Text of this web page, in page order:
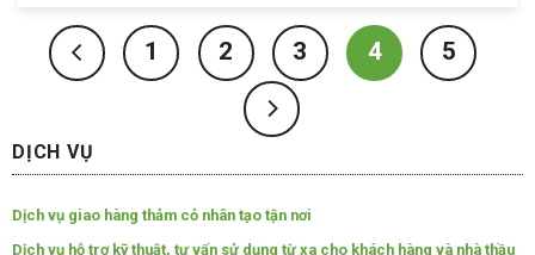
1 2 3 4 5
DỊCH VỤ
Dịch vụ giao hàng thảm cỏ nhân tạo tận nơi
Dịch vụ hỗ trợ kỹ thuật, tư vấn sử dụng từ xa cho khách hàng và nhà thầu